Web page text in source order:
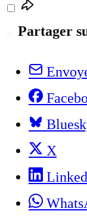
Partager
X